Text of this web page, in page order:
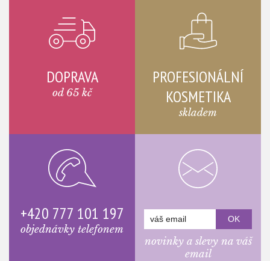
DOPRAVA
od 65 kč
PROFESIONÁLNÍ
KOSMETIKA
skladem
+420 777 101 197
objednávky telefonem
novinky a slevy na váš
email